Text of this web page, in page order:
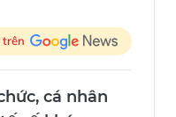
trên
cá nhân